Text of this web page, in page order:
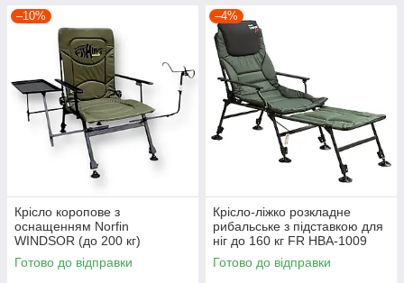
–10%
Крісло коропове з
оснащенням Norfin
WINDSOR (до 200 кг)
Готово до відправки
–4%
Крісло-ліжко розкладне
рибальське з підставкою для
ніг до 160 кг FR HBA-1009
Готово до відправки